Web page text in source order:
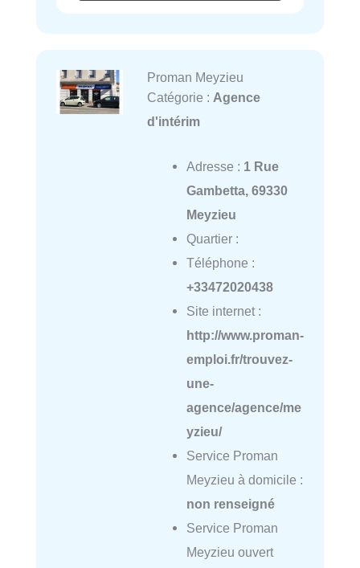
Proman Meyzieu
Catégorie : Agence
d'intérim
Adresse : 1 Rue
Gambetta, 69330
Meyzieu
Quartier :
Téléphone :
+33472020438
Site internet :
http://www.proman-
emploi.fr/trouvez-
une-
agence/agence/me
yzieu/
Service Proman
Meyzieu à domicile :
non renseigné
Service Proman
Meyzieu ouvert